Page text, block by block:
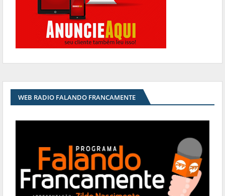
WEB RADIO FALANDO FRANCAMENTE